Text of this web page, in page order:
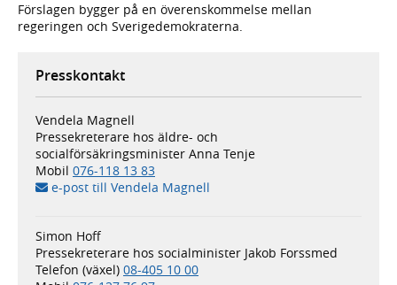
Förslagen bygger på en överenskommelse mellan
regeringen och Sverigedemokraterna.
Presskontakt
Vendela Magnell
Pressekreterare hos äldre- och
socialförsäkringsminister Anna Tenje
Mobil 076-118 13 83
e-post till Vendela Magnell
Simon Hoff
Pressekreterare hos socialminister Jakob Forssmed
Telefon (växel) 08-405 10 00